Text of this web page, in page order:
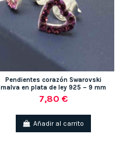
Pendientes corazón Swarovski
malva en plata de ley 925 – 9 mm
7,80 €
Añadir al carrito